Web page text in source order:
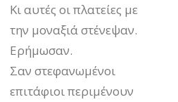
Κι αυτές οι πλατείες με
την μοναξιά στένεψαν.
Ερήμωσαν.
Σαν στεφανωμένοι
επιτάφιοι περιμένουν